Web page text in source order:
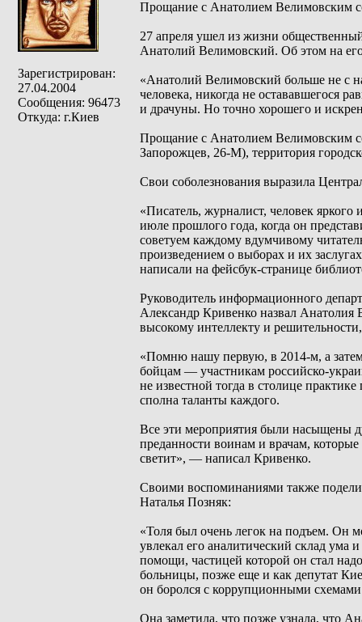
Зарегистрирован:
27.04.2004
Сообщения: 96473
Откуда: г.Киев
Прощание с Анатолием Велимовским
27 апреля ушел из жизни
Анатолий Велимовский. Об этом на
«Анатолий Велимовский больше не с
человека, никогда не остававшегося
и драчуны. Но точно хорошего и
Прощание с Анатолием Велимовским
Запорожцев, 26-М), территория
Свои соболезнования выразила
«Писатель, журналист, человек
июле прошлого года, когда он
советуем каждому вдумчивому
произведением о выборах и их
написали на фейсбук-странице
Руководитель информационного
Александр Кривенко назвал
высокому интеллекту и
«Помню нашу первую, в 2014-м, а
бойцам — участникам российско-
не известной тогда в столице
сполна таланты каждого.
Все эти мероприятия были насыщены
преданности воинам и врачам,
светит», — написал Кривенко.
Своими воспоминаниями также
Наталья Позняк:
«Толя был очень легок на подъем. Он
увлекал его аналитический склад
помощи, частицей которой он стал
больницы, позже еще и как депутат
он боролся с коррупционными
Она заметила, что позже узнала, что